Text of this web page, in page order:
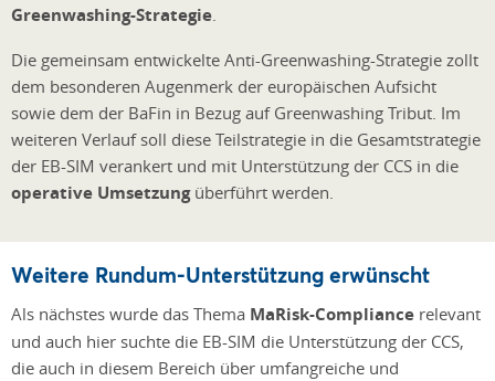
Greenwashing-Strategie
Die gemeinsam entwickelte Anti-Greenwashing-Strategie zollt
dem besonderen Augenmerk der europäischen Aufsicht
sowie dem der BaFin in Bezug auf Greenwashing Tribut. Im
weiteren Verlauf soll diese Teilstrategie in die Gesamtstrategie
der EB-SIM verankert und mit Unterstützung der CCS in die
operative Umsetzungüberführt werden.
Weitere Rundum-Unterstützung erwünscht
Als nächstes wurde das Thema MaRisk-Compliance relevant
und auch hier suchte die EB-SIM die Unterstützung der CCS,
die auch in diesem Bereich über umfangreiche und